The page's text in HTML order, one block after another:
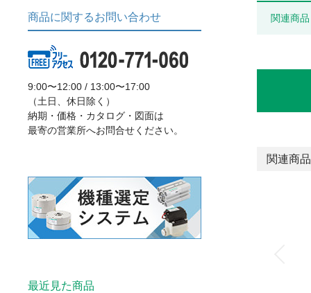
関連商品
関連商品
商品に関するお問い合わせ
9:00〜12:00 / 13:00〜17:00
（土日、休日除く）
納期・価格・カタログ・図面は
最寄の営業所へお問合せください。
最近見た商品